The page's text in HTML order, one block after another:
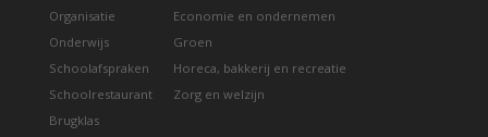
Organisatie
Onderwijs
Schoolafspraken
Schoolrestaurant
Brugklas
Economie en ondernemen
Groen
Horeca, bakkerij en recreatie
Zorg en welzijn